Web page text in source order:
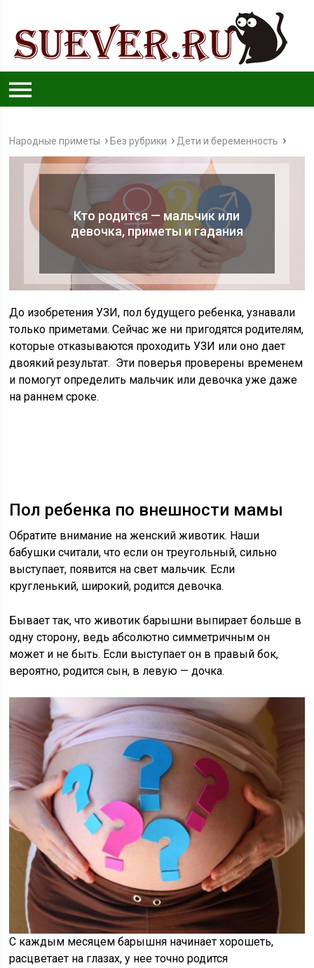
Народные приметы Без рубрики Дети и беременность
Кто родится — мальчик или
девочка, приметы и гадания
До изобретения УЗИ, пол будущего ребенка, узнавали
только приметами. Сейчас же ни пригодятся родителям,
которые отказываются проходить УЗИ или оно дает
двоякий результат. Эти поверья проверены временем
и помогут определить мальчик или девочка уже даже
на раннем сроке.
Пол ребенка по внешности мамы
Обратите внимание на женский животик. Наши
бабушки считали, что если он треугольный, сильно
выступает, появится на свет мальчик. Если
кругленький, широкий, родится девочка.
Бывает так, что животик барышни выпирает больше в
одну сторону, ведь абсолютно симметричным он
может и не быть. Если выступает он в правый бок,
вероятно, родится сын, в левую — дочка.
С каждым месяцем барышня начинает хорошеть,
расцветает на глазах, у нее точно родится